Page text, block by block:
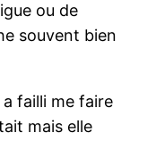
ou de
souvent bien
failli me faire
mais elle